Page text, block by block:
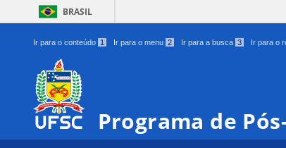
BRASIL
Ir para o conteúdo 1 Ir para o menu 2 Ir para a busca 3 Ir para o
Programa de